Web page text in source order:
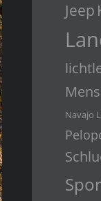
Jeep
Navajo